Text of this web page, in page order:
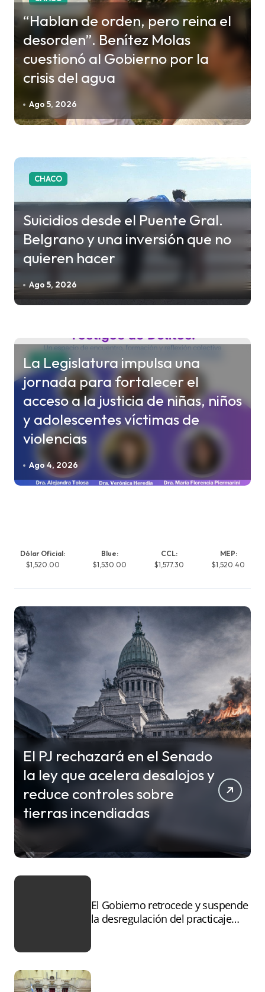
n
e
r
d
“Hablan de orden, pero reina el
desorden”. Benítez Molas
cuestionó al Gobierno por la
crisis del agua
Ago 5, 2026
CHACO
Suicidios desde el Puente Gral.
Belgrano y una inversión que no
quieren hacer
Ago 5, 2026
CHACO
La Legislatura impulsa una
jornada para fortalecer el
acceso a la justicia de niñas, niños
y adolescentes víctimas de
violencias
Ago 4, 2026
Dólar Oficial:
$1,520.00
Blue:
$1,530.00
CCL:
$1,577.30
MEP:
$1,520.40
El PJ rechazará en el Senado
la ley que acelera desalojos y
reduce controles sobre
tierras incendiadas
El Gobierno retrocede y suspende
la desregulación del practicaje